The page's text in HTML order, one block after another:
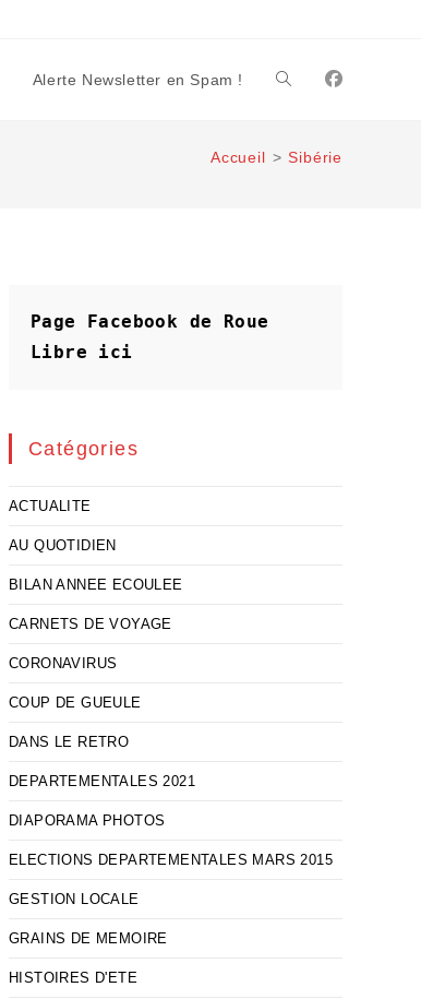
Alerte Newsletter en Spam ! Toggle
website
Accueil > Sibérie
Page Facebook de Roue
Libre
ici
Catégories
ACTUALITE
AU QUOTIDIEN
BILAN ANNEE ECOULEE
CARNETS DE VOYAGE
CORONAVIRUS
COUP DE GUEULE
DANS LE RETRO
DEPARTEMENTALES 2021
DIAPORAMA PHOTOS
ELECTIONS DEPARTEMENTALES MARS 2015
GESTION LOCALE
GRAINS DE MEMOIRE
HISTOIRES D'ETE